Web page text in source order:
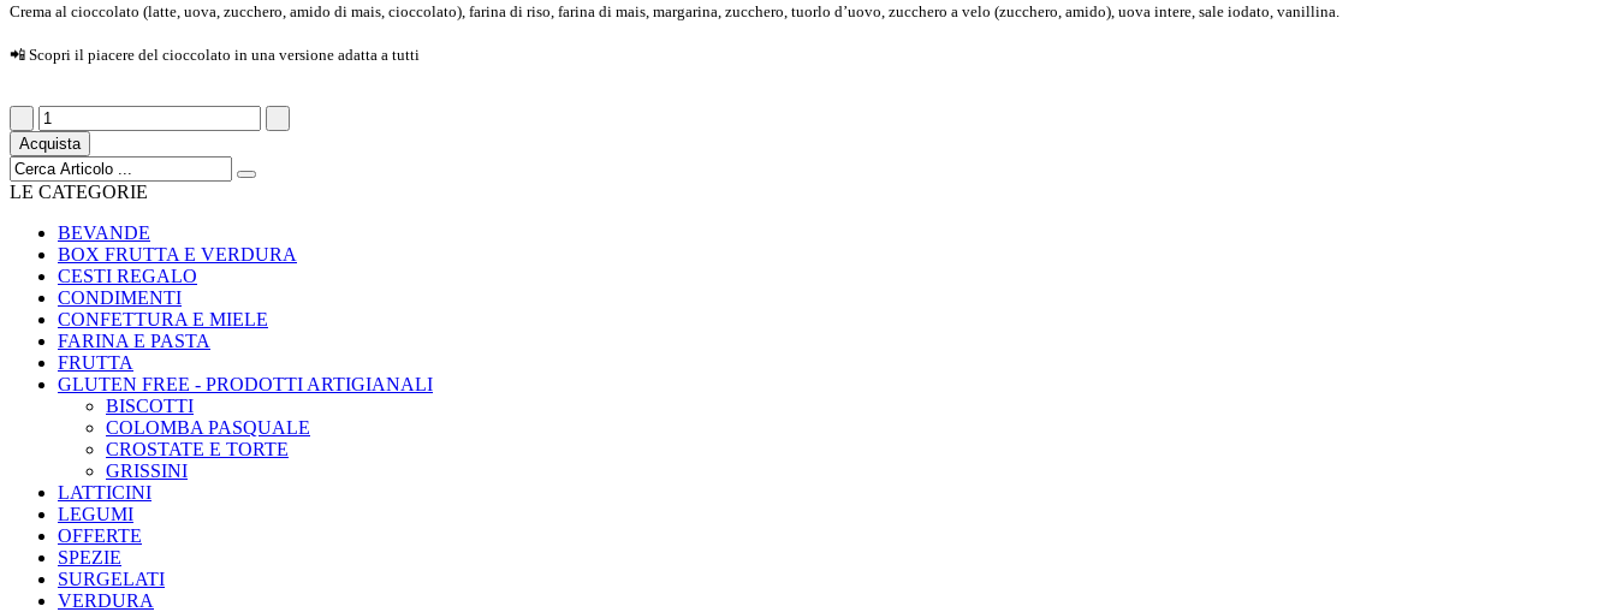
Crema al cioccolato (latte, uova, zucchero, amido di mais, cioccolato), farina di riso, farina di mais, margarina, zucchero, tuorlo d’uovo, zucchero a velo (zucchero, amido), uova intere, sale iodato, vanillina.
📲 Scopri il piacere del cioccolato in una versione adatta a tutti
Acquista
LE CATEGORIE
BEVANDE
BOX FRUTTA E VERDURA
CESTI REGALO
CONDIMENTI
CONFETTURA E MIELE
FARINA E PASTA
FRUTTA
GLUTEN FREE - PRODOTTI ARTIGIANALI
BISCOTTI
COLOMBA PASQUALE
CROSTATE E TORTE
GRISSINI
LATTICINI
LEGUMI
OFFERTE
SPEZIE
SURGELATI
VERDURA